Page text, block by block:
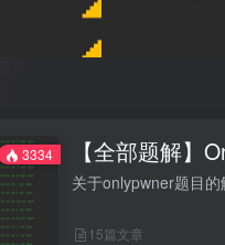
3334 【全部题解】
关于onlypwner题目
15篇文章